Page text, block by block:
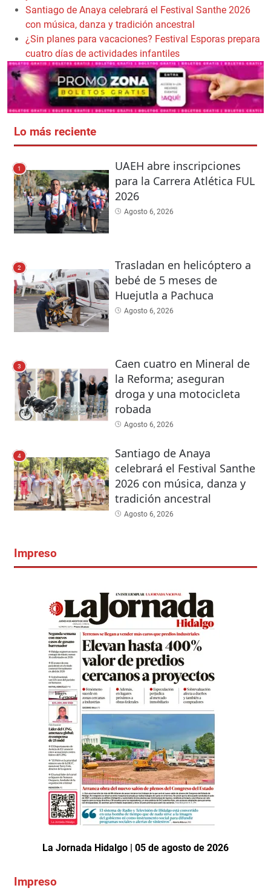
Santiago de Anaya celebrará el Festival Santhe 2026
con música, danza y tradición ancestral
¿Sin planes para vacaciones? Festival Esporas prepara
cuatro días de actividades infantiles
Lo más reciente
1
UAEH abre inscripciones
para la Carrera Atlética FUL
2026
Agosto 6, 2026
2
Trasladan en helicóptero a
bebé de 5 meses de
Huejutla a Pachuca
Agosto 6, 2026
3
Caen cuatro en Mineral de
la Reforma; aseguran
droga y una motocicleta
robada
Agosto 6, 2026
4
Santiago de Anaya
celebrará el Festival Santhe
2026 con música, danza y
tradición ancestral
Agosto 6, 2026
Impreso
La Jornada Hidalgo | 05 de agosto de 2026
Impreso